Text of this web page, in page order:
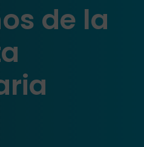
de la